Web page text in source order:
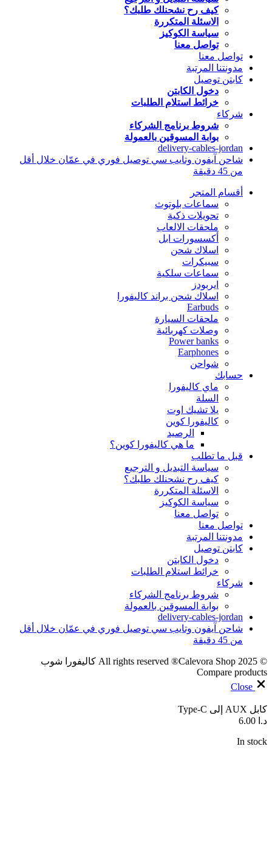
كيف رح نشحنلك طلبك؟
الاسئلة المتكررة
سياسة الكوكيز
تواصل معنا
تواصل معنا
مدونتنا المرتبة
كابتن توصيل
دخول الكابتن
خرائط استلام الطلبات
شركاء
شروط برنامج الشركاء
بوابة المسوقين بالعمولة
delivery-cables-jordan
شاحن آيفون وتايب سي توصيل فوري في عمّان خلال أقل
من 45 دقيقة
أقسام المتجر
سماعات بلوتوث
تحويلات ذكية
ملحقات الالعاب
أكسسورات ابل
اسلاك شحن
سبيكرات
سماعات سلكية
ايربودز
اسلاك شحن براند كاليفورا
Earbuds
ملحقات السيارة
وصلات كهربائية
Power banks
Earphones
شواحن
حسابك
ماي كاليفورا
السلة
يلا تشيك اوت
كاليفورا كوين
الرصيد
ما هي كاليفورا كوين؟
قبل ما تطلب
سياسة التبديل و الترجيع
كيف رح نشحنلك طلبك؟
الاسئلة المتكررة
سياسة الكوكيز
تواصل معنا
تواصل معنا
مدونتنا المرتبة
كابتن توصيل
دخول الكابتن
خرائط استلام الطلبات
شركاء
شروط برنامج الشركاء
بوابة المسوقين بالعمولة
delivery-cables-jordan
شاحن آيفون وتايب سي توصيل فوري في عمّان خلال أقل
من 45 دقيقة
© 2025 All rights reserved ®Calevora Shop كاليفورا شوب
Compare products
Close
كابل AUX إلى Type-C
د.ا
In stock